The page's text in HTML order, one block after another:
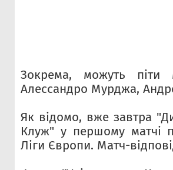
Зокрема, можуть піти
Алессандро Мурджа,
Як відомо, вже завтра
Клуж" у першому матчі
Ліги Європи. Матч-